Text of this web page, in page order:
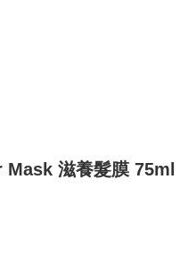
滋養髮膜 75ml